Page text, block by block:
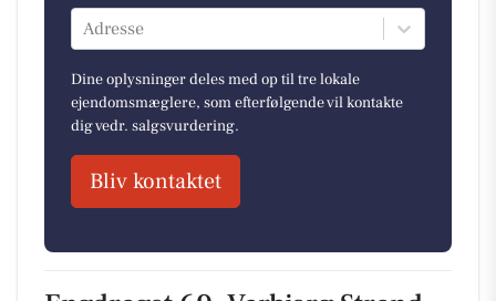
Adresse
Dine oplysninger deles med op til tre lokale
ejendomsmæglere, som efterfølgende vil kontakte
dig vedr. salgsvurdering.
Bliv kontaktet